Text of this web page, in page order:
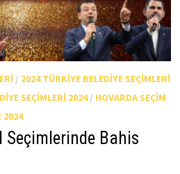
/ 2024 TÜRKIYE BELEDIYE SEÇIMLERI
SEÇIMLERI 2024/ HOVARDA SEÇIM
2024
Seçimlerinde Bahis